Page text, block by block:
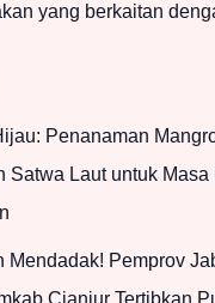
yang berkaitan
Penanaman
Satwa Laut untuk Masa
Mendadak! Pemprov
Cianjur Tertibkan